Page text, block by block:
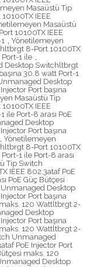
Masaüstü Tip
IEEE
Masaüstü
10100TX IEEE
, Yönetilemeyen
8-Port 10100TX
Port-1 ile ,
Desktop Switchltbrgt
30.8 watt Port-1
Desktop
Port başına
Masaüstü Tip
IEEE
ile Port-8 arası PoE
Desktop
Port başına
, Yönetilemeyen
8-Port 10100TX
1 ile Port-8 arası
Tip Switch
IEEE 802.3ataf PoE
PoE Güç Bütçesi
Desktop
Port başına
120 Wattltbrgt 2-
Desktop
Port başına
120 Wattltbrgt 2-
Unmanaged
PoE Injector Port
maks. 120
Desktop